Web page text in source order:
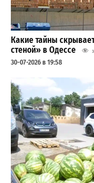
Какие тайны
стеной» в Одессе
30-07-2026 в 19:58